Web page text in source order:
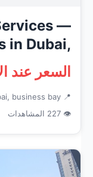
—
in Dubai,
busin...
السعر عند
📍 Dubai, business bay
👁 227 المشاهدات